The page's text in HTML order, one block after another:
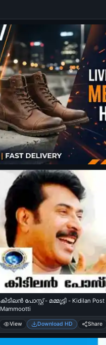
കിടിലന്‍ പോസ്റ്റ്‌ - മമ്മൂട്ടി - Kidilan Post
Mammootti
View Download HD Share